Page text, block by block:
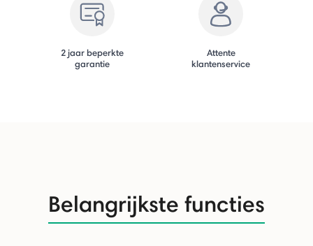
2 jaar beperkte
garantie
Attente
klantenservice
Belangrijkste functies